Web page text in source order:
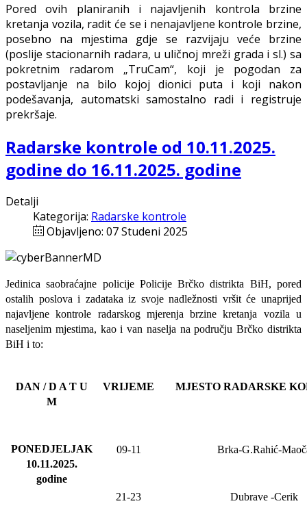
Pored ovih planiranih i najavljenih kontrola brzine
kretanja vozila, radit će se i nenajavljene kontrole brzine,
posebno na mjestima gdje se razvijaju veće brzine
(poslije stacionarnih radara, u uličnoj mreži grada i sl.) sa
pokretnim radarom „TruCam“, koji je pogodan za
postavljanje na bilo kojoj dionici puta i koji nakon
podešavanja, automatski samostalno radi i registruje
prekršaje.
Radarske kontrole od 10.11.2025.
godine do 16.11.2025. godine
Detalji
Kategorija: Radarske kontrole
Objavljeno: 07 Studeni 2025
Jedinica saobraćajne policije Policije Brčko distrikta BiH, pored
ostalih poslova i zadataka iz svoje nadležnosti vršit će unaprijed
najavljene kontrole radarskog mjerenja brzine kretanja vozila u
naseljenim mjestima, kao i van naselja na području Brčko distrikta
BiH i to:
DAN / D A T U
M
VRIJEME MJESTO RADARSKE
PONEDJELJAK
10.11.2025.
godine
09-11 Brka-G.Rahić-
21-23 Dubrave-Cerik